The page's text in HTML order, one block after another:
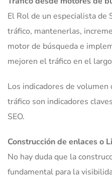
El Rol de un especialista de
tráfico, mantenerlas,
motor de búsqueda e
mejoren el tráfico en el
Los indicadores de volumen
tráfico son indicadores
SEO.
Construcción de enlaces o
No hay duda que la
fundamental para la